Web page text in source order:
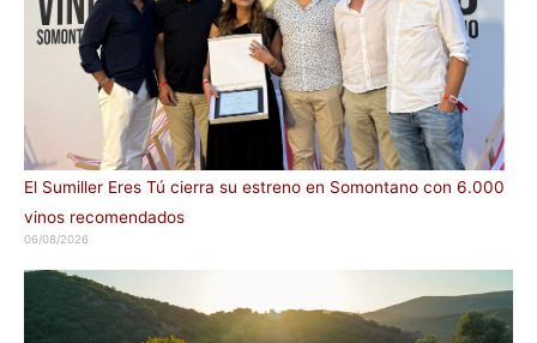
El Sumiller Eres Tú cierra su estreno en Somontano con 6.000
vinos recomendados
06/08/2026